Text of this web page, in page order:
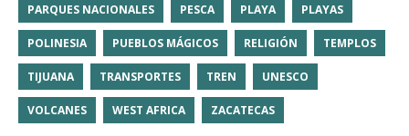
PARQUES NACIONALES PESCA PLAYA PLAYAS
POLINESIA PUEBLOS MÁGICOS RELIGIÓN TEMPLOS
TIJUANA TRANSPORTES TREN UNESCO
VOLCANES WEST AFRICA ZACATECAS